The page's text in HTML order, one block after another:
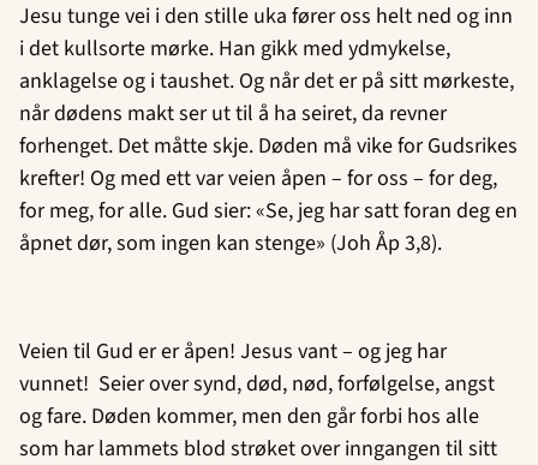
Jesu tunge vei i den stille uka fører oss helt ned og inn
i det kullsorte mørke. Han gikk med ydmykelse,
anklagelse og i taushet. Og når det er på sitt mørkeste,
når dødens makt ser ut til å ha seiret, da revner
forhenget. Det måtte skje. Døden må vike for Gudsrikes
krefter! Og med ett var veien åpen – for oss – for deg,
for meg, for alle. Gud sier: «Se, jeg har satt foran deg en
åpnet dør, som ingen kan stenge» (Joh Åp 3,8).
Veien til Gud er er åpen! Jesus vant – og jeg har
vunnet! Seier over synd, død, nød, forfølgelse, angst
og fare. Døden kommer, men den går forbi hos alle
som har lammets blod strøket over inngangen til sitt